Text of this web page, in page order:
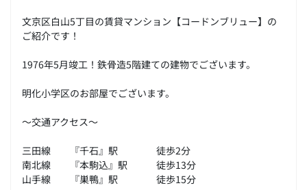
文京区白山5丁目の賃貸マンション【コードンブリュー】の
ご紹介です！
1976年5月竣工！鉄骨造5階建ての建物でございます。
明化小学区のお部屋でございます。
～交通アクセス～
三田線 『千石』駅 徒歩2分
南北線 『本駒込』駅 徒歩13分
山手線 『巣鴨』駅 徒歩15分